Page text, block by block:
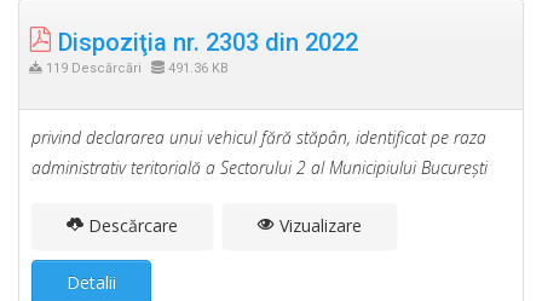
Dispoziţia nr. 2303 din 2022
119 Descărcări 491.36 KB
privind declararea unui vehicul fără stăpân, identificat pe raza
administrativ teritorială a Sectorului 2 al Municipiului Bucureşti
Descărcare Vizualizare
Detalii